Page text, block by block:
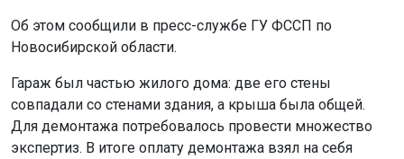
Об этом сообщили в пресс-службе ГУ ФССП по
Новосибирской области.
Гараж был частью жилого дома: две его стены
совпадали со стенами здания, а крыша была общей.
Для демонтажа потребовалось провести множество
экспертиз. В итоге оплату демонтажа взял на себя